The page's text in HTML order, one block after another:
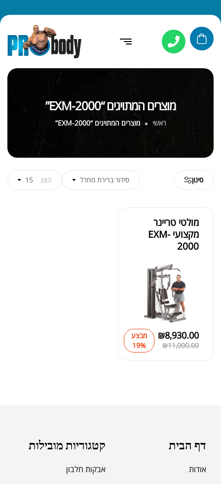
מוצרים המתויגים “EXM-2000”
ראשי מוצרים המתויגים “EXM-2000”
סינון סידור ברירת מחדל הצג 15
מולטי טריינר
מקצועי EXM-
2000
₪11,000.00
₪8,930.00
מבצע
19%
דף הבית
אודות
קטגוריות מובילות
אבקות חלבון